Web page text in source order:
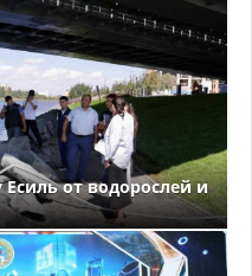
от водорослей и